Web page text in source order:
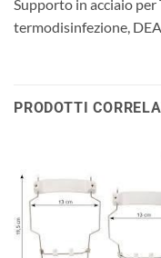
Supporto in acciaio per
termodisinfezione,
PRODOTTI